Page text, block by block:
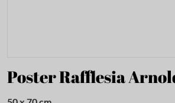
Poster Rafflesia